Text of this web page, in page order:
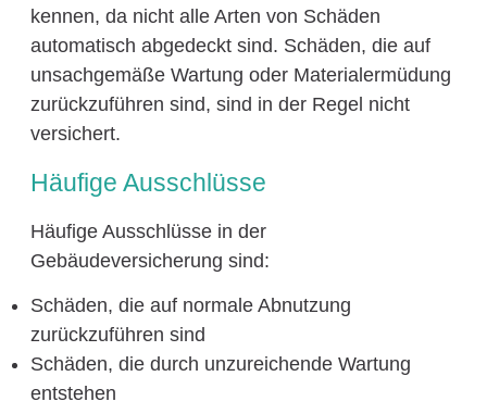
kennen, da nicht alle Arten von Schäden
automatisch abgedeckt sind. Schäden, die auf
unsachgemäße Wartung oder Materialermüdung
zurückzuführen sind, sind in der Regel nicht
versichert.
Häufige Ausschlüsse
Häufige Ausschlüsse in der
Gebäudeversicherung sind:
Schäden, die auf normale Abnutzung
zurückzuführen sind
Schäden, die durch unzureichende Wartung
entstehen